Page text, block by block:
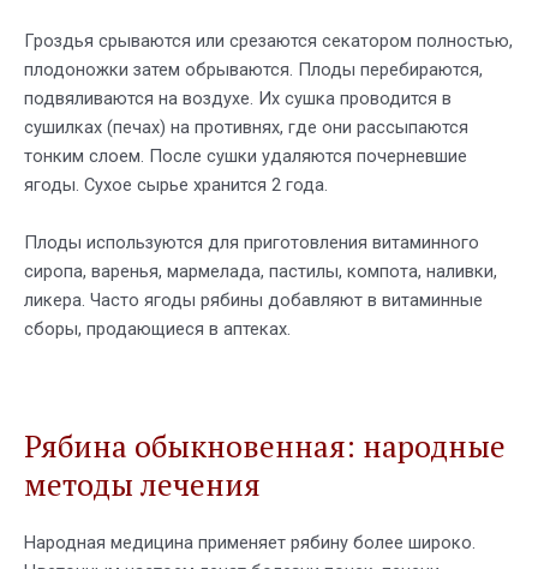
Гроздья срываются или срезаются секатором полностью,
плодоножки затем обрываются. Плоды перебираются,
подвяливаются на воздухе. Их сушка проводится в
сушилках (печах) на противнях, где они рассыпаются
тонким слоем. После сушки удаляются почерневшие
ягоды. Сухое сырье хранится 2 года.
Плоды используются для приготовления витаминного
сиропа, варенья, мармелада, пастилы, компота, наливки,
ликера. Часто ягоды рябины добавляют в витаминные
сборы, продающиеся в аптеках.
Рябина обыкновенная: народные
методы лечения
Народная медицина применяет рябину более широко.